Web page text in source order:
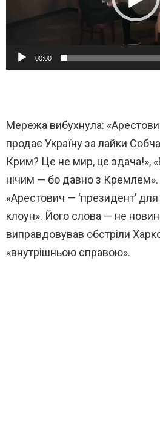
00:00
Мережа вибухнула:
продає Україну за лайки
Крим? Це не мир, це здача!»,
нічим — бо давно з Кремлем».
«Арестович — ‘президент’
клоун». Його слова — не
виправдовував обстріли
«внутрішньою справою».